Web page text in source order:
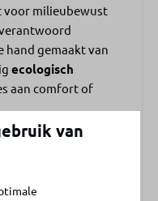
voor milieubewust
hand gemaakt van
ecologisch
aan comfort of
op
een tiny house-
van